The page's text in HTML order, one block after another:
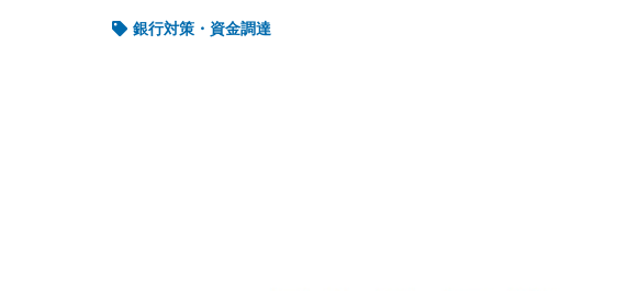
銀行対策・資金調達